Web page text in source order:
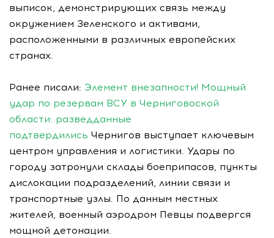
выписок, демонстрирующих связь между
окружением Зеленского и активами,
расположенными в различных европейских
странах.
Ранее писали: Элемент внезапности! Мощный
удар по резервам ВСУ в Черниговоской
области: разведданные
подтвердились Чернигов выступает ключевым
центром управления и логистики. Удары по
городу затронули склады боеприпасов, пункты
дислокации подразделений, линии связи и
транспортные узлы. По данным местных
жителей, военный аэродром Певцы подвергся
мощной детонации.